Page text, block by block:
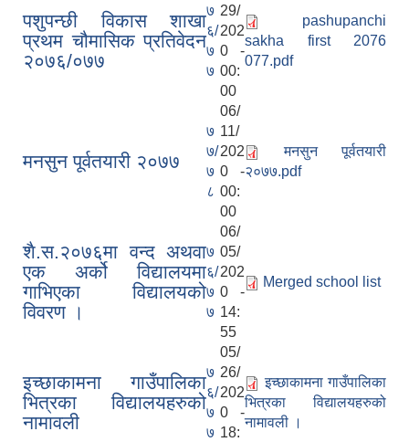
पशुपन्छी विकास शाखा
प्रथम चौमासिक प्रतिवेदन
२०७६/०७७
७
६/
७
७
29/
202
0 -
00:
00
pashupanchi
sakha first 2076
077.pdf
मनसुन पूर्वतयारी २०७७
७
७/
७
८
06/
11/
202
0 -
00:
00
मनसुन पूर्वतयारी
२०७७.pdf
शै.स.२०७६मा वन्द अथवा
एक अर्को विद्यालयमा
गाभिएका विद्यालयको
विवरण ।
७
६/
७
७
06/
05/
202
0 -
14:
55
Merged school list
इच्छाकामना गाउँपालिका
भित्रका विद्यालयहरुको
नामावली
७
६/
७
७
05/
26/
202
0 -
18:
इच्छाकामना गाउँपालिका
भित्रका विद्यालयहरुको
नामावली ।